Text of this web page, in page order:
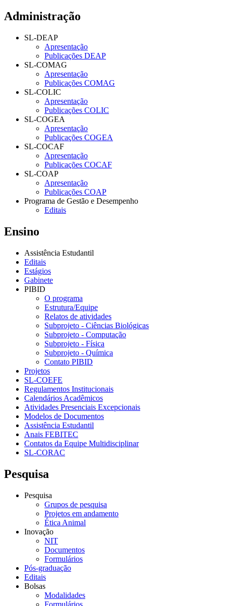
Administração
SL-DEAP
Apresentação
Publicações DEAP
SL-COMAG
Apresentação
Publicações COMAG
SL-COLIC
Apresentação
Publicações COLIC
SL-COGEA
Apresentação
Publicações COGEA
SL-COCAF
Apresentação
Publicações COCAF
SL-COAP
Apresentação
Publicações COAP
Programa de Gestão e Desempenho
Editais
Ensino
Assistência Estudantil
Editais
Estágios
Gabinete
PIBID
O programa
Estrutura/Equipe
Relatos de atividades
Subprojeto - Ciências Biológicas
Subprojeto - Computação
Subprojeto - Física
Subprojeto - Química
Contato PIBID
Projetos
SL-COEFE
Regulamentos Institucionais
Calendários Acadêmicos
Atividades Presenciais Excepcionais
Modelos de Documentos
Assistência Estudantil
Anais FEBITEC
Contatos da Equipe Multidisciplinar
SL-CORAC
Pesquisa
Pesquisa
Grupos de pesquisa
Projetos em andamento
Ética Animal
Inovação
NIT
Documentos
Formulários
Pós-graduação
Editais
Bolsas
Modalidades
Formulários